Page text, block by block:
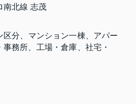
南北線 志茂
区分、マンション一棟、アパー
事務所、工場・倉庫、社宅・